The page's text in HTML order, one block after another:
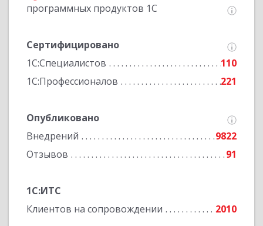
программных продуктов 1С
Сертифицировано
1С:Специалистов
110
1С:Профессионалов
221
Опубликовано
Внедрений
9822
Отзывов
91
1С:ИТС
Клиентов на сопровождении
2010